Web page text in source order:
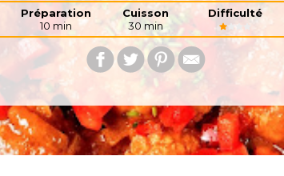
Préparation
10 min
Cuisson
30 min
Difficulté